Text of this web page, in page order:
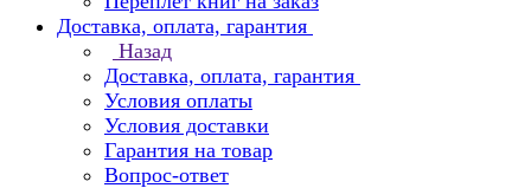
Доставка, оплата, гарантия
Назад
Доставка, оплата, гарантия
Условия оплаты
Условия доставки
Гарантия на товар
Вопрос-ответ